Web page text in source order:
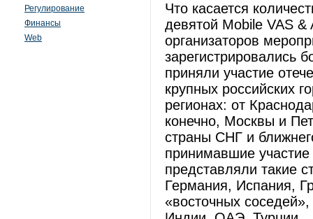
Регулирование
Финансы
Web
Что касается
девятой Mobile VAS
организаторов
зарегистрировались
приняли участие
крупных российских
регионах: от
конечно, Москвы и
страны СНГ и
принимавшие
представляли такие
Германия, Испания,
«восточных